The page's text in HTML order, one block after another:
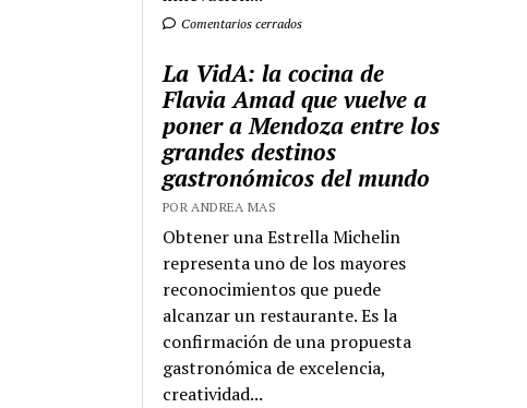
Comentarios cerrados
La VidA: la cocina de
Flavia Amad que vuelve a
poner a Mendoza entre los
grandes destinos
gastronómicos del mundo
POR ANDREA MAS
Obtener una Estrella Michelin
representa uno de los mayores
reconocimientos que puede
alcanzar un restaurante. Es la
confirmación de una propuesta
gastronómica de excelencia,
creatividad...